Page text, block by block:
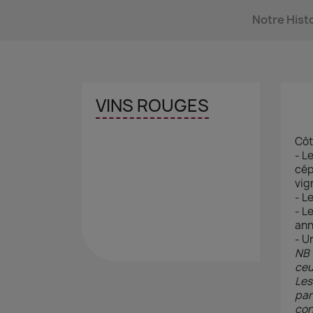
Notre
VINS ROUGES
-
-
-
-